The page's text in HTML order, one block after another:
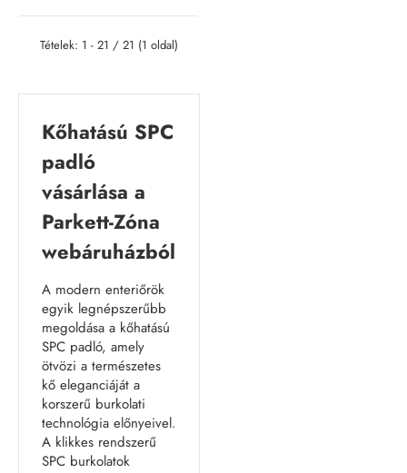
Kőhatású SPC
padló
vásárlása a
Parkett-Zóna
webáruházból
A modern enteriőrök
egyik legnépszerűbb
megoldása a kőhatású
SPC padló, amely
ötvözi a természetes
kő eleganciáját a
korszerű burkolati
technológia előnyeivel.
A klikkes rendszerű
SPC burkolatok
Tételek: 1 - 21 / 21 (1 oldal)